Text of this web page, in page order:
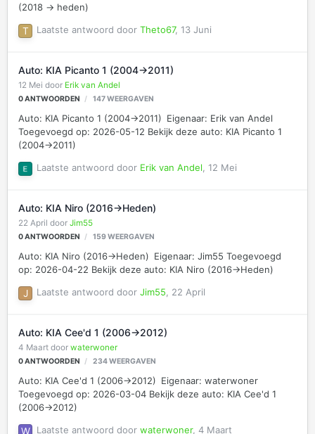
(2018 -> heden)
Laatste antwoord door Theto67, 13 Juni
Auto: KIA Picanto 1 (2004->2011)
12 Mei door Erik van Andel
0ANTWOORDEN 147WEERGAVEN
Auto: KIA Picanto 1 (2004->2011) Eigenaar: Erik van Andel
Toegevoegd op: 2026-05-12 Bekijk deze auto: KIA Picanto 1
(2004->2011)
Laatste antwoord door Erik van Andel, 12 Mei
Auto: KIA Niro (2016->Heden)
22 April door Jim55
0ANTWOORDEN 159WEERGAVEN
Auto: KIA Niro (2016->Heden) Eigenaar: Jim55 Toegevoegd
op: 2026-04-22 Bekijk deze auto: KIA Niro (2016->Heden)
Laatste antwoord door Jim55, 22 April
Auto: KIA Cee'd 1 (2006->2012)
4 Maart door waterwoner
0ANTWOORDEN 234WEERGAVEN
Auto: KIA Cee'd 1 (2006->2012) Eigenaar: waterwoner
Toegevoegd op: 2026-03-04 Bekijk deze auto: KIA Cee'd 1
(2006->2012)
Laatste antwoord door waterwoner, 4 Maart